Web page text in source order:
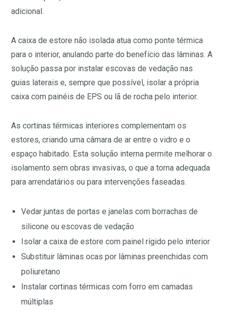
adicional.
A caixa de estore não isolada atua como ponte térmica
para o interior, anulando parte do benefício das lâminas. A
solução passa por instalar escovas de vedação nas
guias laterais e, sempre que possível, isolar a própria
caixa com painéis de EPS ou lã de rocha pelo interior.
As cortinas térmicas interiores complementam os
estores, criando uma câmara de ar entre o vidro e o
espaço habitado. Esta solução interna permite melhorar o
isolamento sem obras invasivas, o que a torna adequada
para arrendatários ou para intervenções faseadas.
Vedar juntas de portas e janelas com borrachas de
silicone ou escovas de vedação
Isolar a caixa de estore com painel rígido pelo interior
Substituir lâminas ocas por lâminas preenchidas com
poliuretano
Instalar cortinas térmicas com forro em camadas
múltiplas